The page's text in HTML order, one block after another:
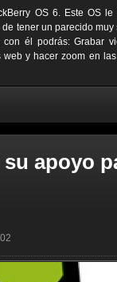
OS 6. Este OS
tener un parecido
él podrás: Grabar
y hacer zoom en
apoyo